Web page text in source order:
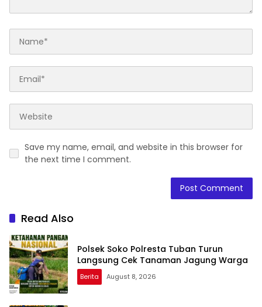
Save my name, email, and website in this browser for
the next time I comment.
Read Also
Polsek Soko Polresta Tuban Turun
Langsung Cek Tanaman Jagung Warga
Berita August 8, 2026